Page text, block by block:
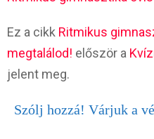
Ez a cikk Ritmikus
megtalálod! először a
jelent meg.
Szólj hozzá! Várjuk a